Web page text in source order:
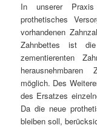
In unserer
prothetisches
vorhandenen
Zahnbettes ist
zementierenten
möglich. Des
des Ersatzes
Da die neue
bleiben soll,